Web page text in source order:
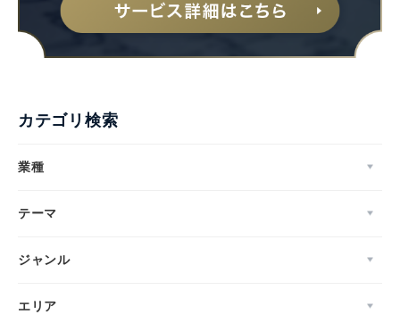
カテゴリ検索
業種
テーマ
ジャンル
エリア